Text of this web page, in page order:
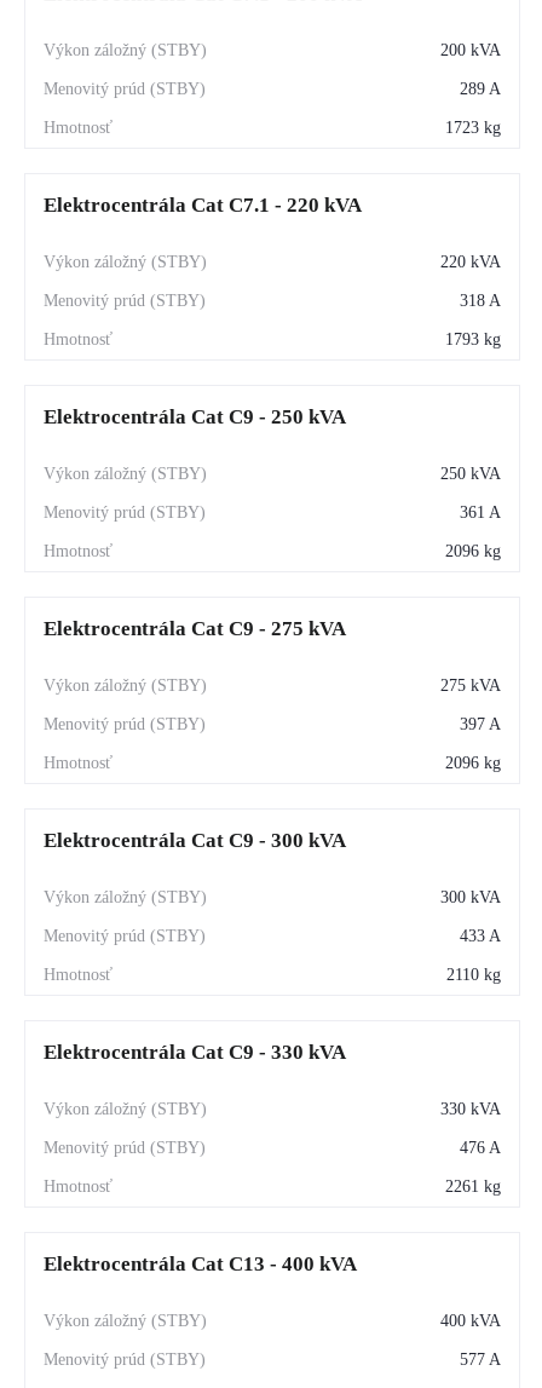
200 kVA
289 A
1723 kg
Elektrocentrála Cat C7.1 - 220 kVA
220 kVA
318 A
1793 kg
Elektrocentrála Cat C9 - 250 kVA
250 kVA
361 A
2096 kg
Elektrocentrála Cat C9 - 275 kVA
275 kVA
397 A
2096 kg
Elektrocentrála Cat C9 - 300 kVA
300 kVA
433 A
2110 kg
Elektrocentrála Cat C9 - 330 kVA
330 kVA
476 A
2261 kg
Elektrocentrála Cat C13 - 400 kVA
400 kVA
577 A